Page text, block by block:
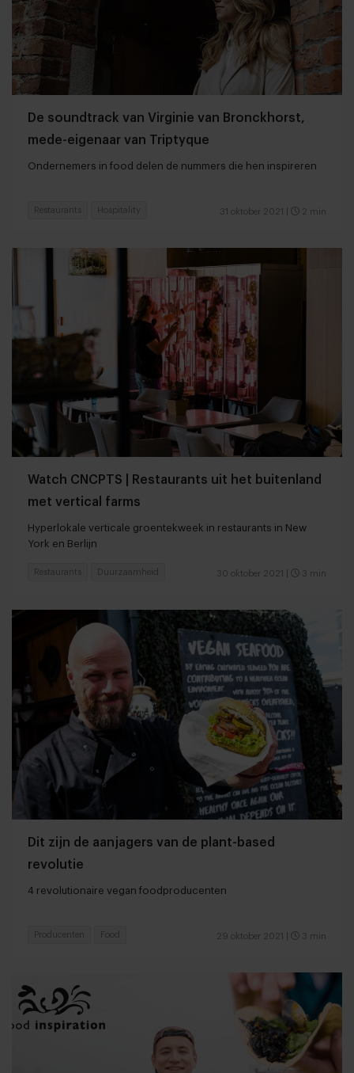
De soundtrack van Virginie van Bronckhorst,
mede-eigenaar van Triptyque
Ondernemers in food delen de nummers die hen inspireren
31 oktober 2021 2 min
Restaurants Hospitality
Watch CNCPTS | Restaurants uit het buitenland
met vertical farms
Hyperlokale verticale groentekweek in restaurants in New
York en Berlijn
30 oktober 2021 3 min
Restaurants Duurzaamheid
Dit zijn de aanjagers van de plant-based
revolutie
4 revolutionaire vegan foodproducenten
29 oktober 2021 3 min
Producenten Food